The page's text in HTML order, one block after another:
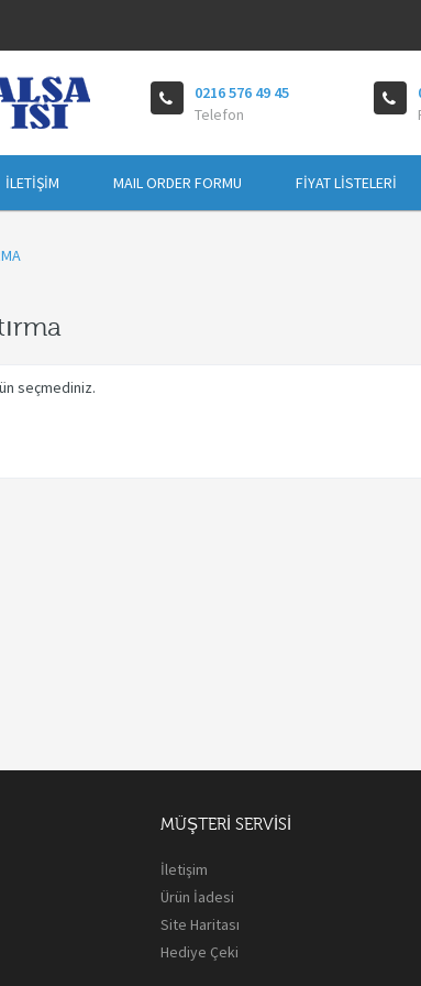
0216 576 49 45
Telefon
İLETIŞIM MAIL ORDER FORMU FIYAT LISTELERI
seçmediniz.
MÜŞTERI SERVISI
İletişim
Ürün İadesi
Site Haritası
Hediye Çeki